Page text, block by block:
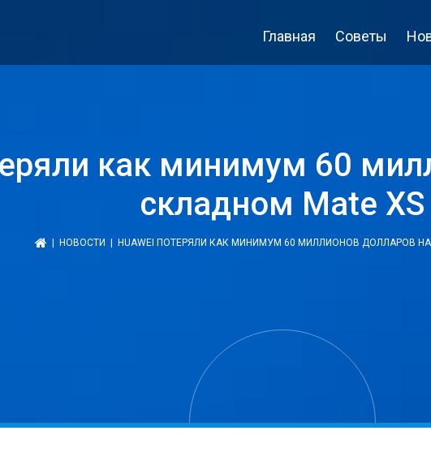
Главная Советы
как минимум 60
складном Mate XS
НОВОСТИ | HUAWEI ПОТЕРЯЛИ КАК МИНИМУМ 60 МИЛЛИОНОВ ДОЛЛАРОВ НА